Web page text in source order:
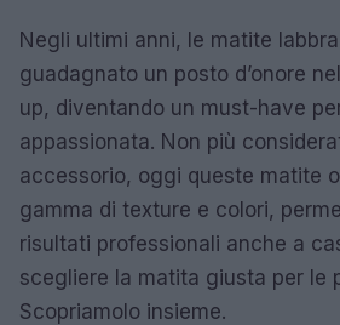
Negli ultimi anni, le matite
guadagnato un posto d’onore
up, diventando un must-have
appassionata. Non più
accessorio, oggi queste matite
gamma di texture e colori,
risultati professionali anche a
scegliere la matita giusta per le
Scopriamolo insieme.